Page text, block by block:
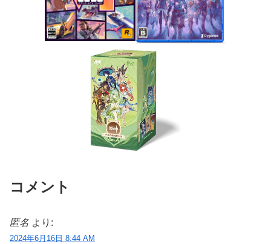
コメント
匿名 より:
2024年6月16日 8:44 AM